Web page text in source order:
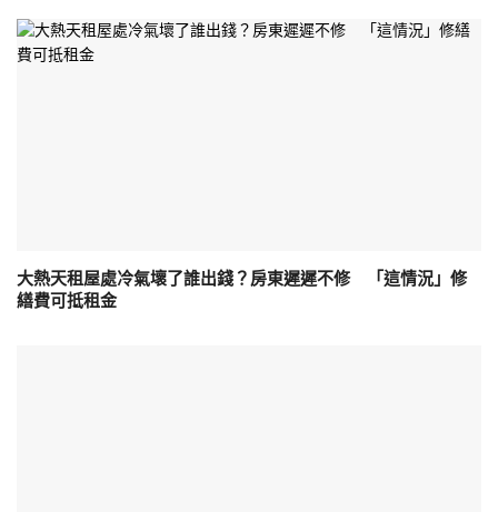
大熱天租屋處冷氣壞了誰出錢？房東遲遲不修 「這情況」修
繕費可抵租金